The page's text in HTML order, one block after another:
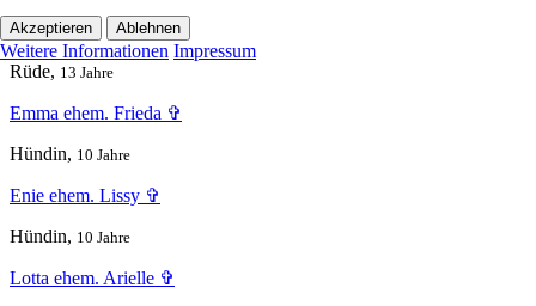
Colombo ✞
Rüde, 13 Jahre
Emma ehem. Frieda ✞
Hündin, 10 Jahre
Enie ehem. Lissy ✞
Hündin, 10 Jahre
Lotta ehem. Arielle ✞
Akzeptieren Ablehnen
Weitere Informationen Impressum